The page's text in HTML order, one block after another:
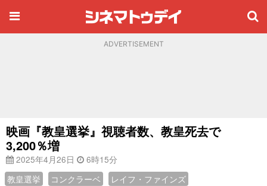
ADVERTISEMENT
映画『教皇選挙』視聴者数、教皇死去で
3,200％増
2025年4月26日
6時15分
教皇選挙
コンクラーベ レイフ・ファインズ